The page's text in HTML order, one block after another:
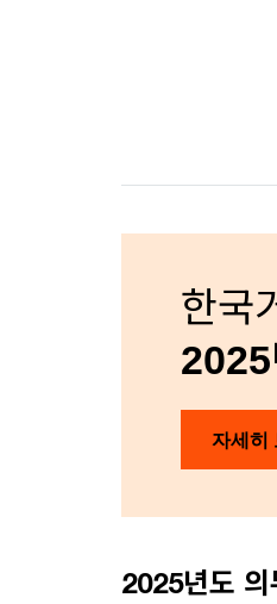
한국
2025
자세히
2025년도